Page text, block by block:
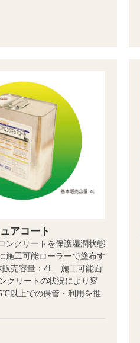
アコート
ンクリートを保護湿潤状態
施工可能ローラーで塗布す
販売容量：4L 施工可能面
リートの状況により変
上での保管・利用を推